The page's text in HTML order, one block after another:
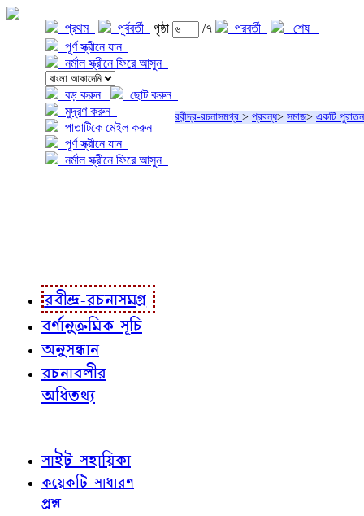
প্রথম পূর্ববর্তী পৃষ্ঠা /৭ পরবর্তী
শেষ
পূর্ণ স্ক্রীনে যান
নর্মাল স্ক্রীনে ফিরে আসুন
বড় করুন
ছোট করুন
মুদ্রণ করুন
পাতাটিকে মেইল করুন
পূর্ণ স্ক্রীনে যান
নর্মাল স্ক্রীনে ফিরে আসুন
রবীন্দ্র-রচনাসমগ্র > প্রবন্ধ> সমাজ> একটি
রবীন্দ্র-রচনাসমগ্র
বর্ণানুক্রমিক সূচি
অনুসন্ধান
রচনাবলীর
অধিতথ্য
সাইট সহায়িকা
কয়েকটি সাধারণ
প্রশ্ন